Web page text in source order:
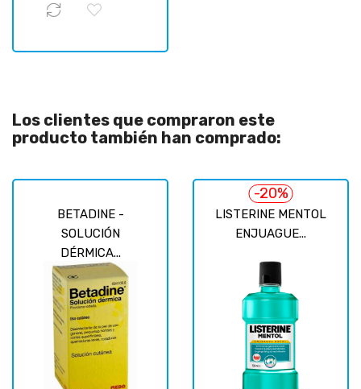
Los clientes que compraron este
producto también han comprado:
BETADINE -
SOLUCIÓN
DÉRMICA...
LISTERINE MENTOL
ENJUAGUE...
-20%